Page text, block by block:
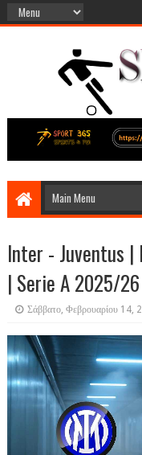
Inter - Juventus
| Serie A 2025/26
Σάββατο, Φεβρουαρίου 14,